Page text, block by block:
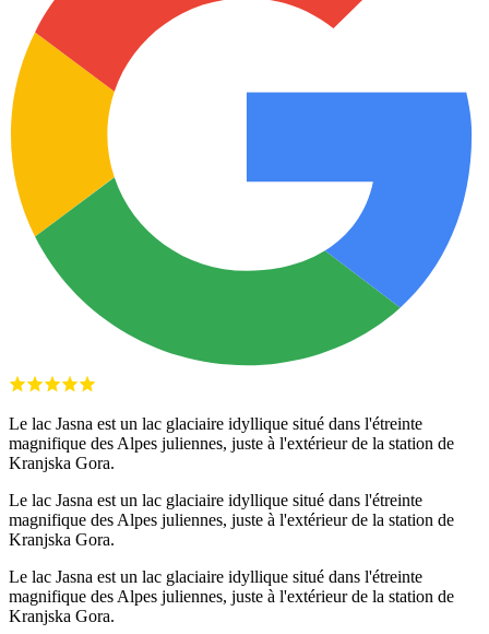
Le lac Jasna est un lac glaciaire idyllique situé dans l'étreinte
magnifique des Alpes juliennes, juste à l'extérieur de la station de
Kranjska Gora.
Le lac Jasna est un lac glaciaire idyllique situé dans l'étreinte
magnifique des Alpes juliennes, juste à l'extérieur de la station de
Kranjska Gora.
Le lac Jasna est un lac glaciaire idyllique situé dans l'étreinte
magnifique des Alpes juliennes, juste à l'extérieur de la station de
Kranjska Gora.